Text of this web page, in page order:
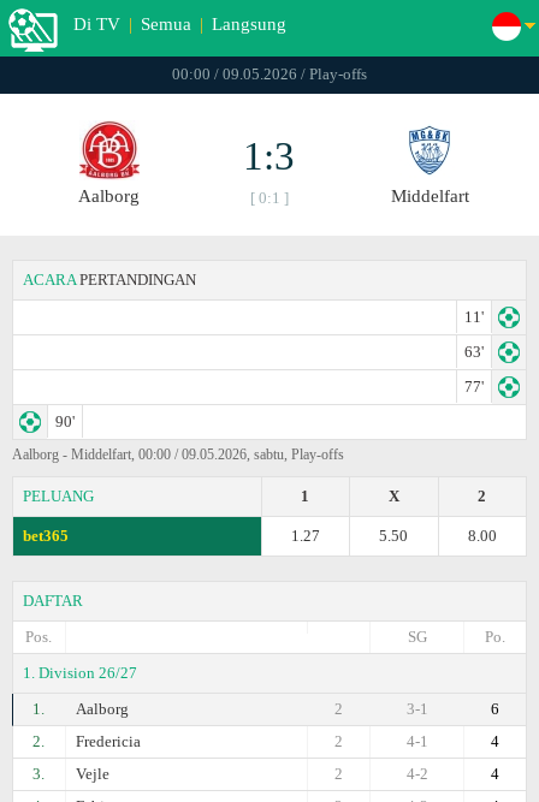
Di TV | Semua | Langsung
00:00 / 09.05.2026 / Play-offs
Aalborg
1:3
[ 0:1 ] Middelfart
ACARA PERTANDINGAN
11'
63'
77'
90'
Aalborg - Middelfart, 00:00 / 09.05.2026, sabtu, Play-offs
PELUANG 2
X
1
bet365 8.00
5.50
1.27
DAFTAR
Pos.
Po.
SG
1. Division 26/27
1.
Aalborg 6
3-1
2
2.
Fredericia 4
4-1
2
3.
Vejle 4
4-2
2